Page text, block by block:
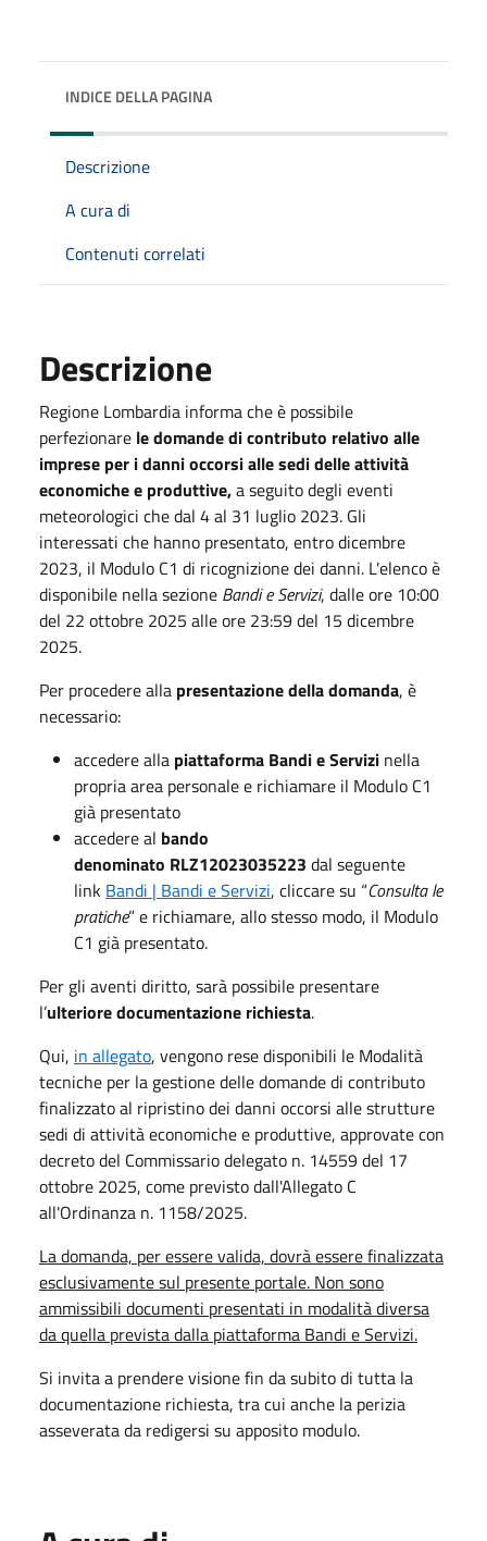
INDICE DELLA PAGINA
Descrizione
A cura di
Contenuti correlati
Descrizione
Regione Lombardia informa che è possibile
perfezionare le domande di contributo relativo alle
imprese per i danni occorsi alle sedi delle attività
economiche e produttive,a seguito degli eventi
meteorologici che dal 4 al 31 luglio 2023. Gli
interessati che hanno presentato, entro dicembre
2023, il Modulo C1 di ricognizione dei danni. L'elenco è
disponibile nella sezione Bandi e Servizi, dalle ore 10:00
del 22 ottobre 2025 alle ore 23:59 del 15 dicembre
2025.
Per procedere alla presentazione della domanda, è
necessario:
accedere alla piattaforma Bandi e Servizi nella
propria area personale e richiamare il Modulo C1
già presentato
accedere al bando
denominato RLZ12023035223 dal seguente
link Bandi | Bandi e Servizi, cliccare su “Consulta le
pratiche” e richiamare, allo stesso modo, il Modulo
C1 già presentato.
Per gli aventi diritto, sarà possibile presentare
l’ulteriore documentazione richiesta.
Qui, in allegato, vengono rese disponibili le Modalità
tecniche per la gestione delle domande di contributo
finalizzato al ripristino dei danni occorsi alle strutture
sedi di attività economiche e produttive, approvate con
decreto del Commissario delegato n. 14559 del 17
ottobre 2025, come previsto dall'Allegato C
all'Ordinanza n. 1158/2025.
La domanda, per essere valida, dovrà essere finalizzata
esclusivamente sul presente portale. Non sono
ammissibili documenti presentati in modalità diversa
da quella prevista dalla piattaforma Bandi e Servizi.
Si invita a prendere visione fin da subito di tutta la
documentazione richiesta, tra cui anche la perizia
asseverata da redigersi su apposito modulo.